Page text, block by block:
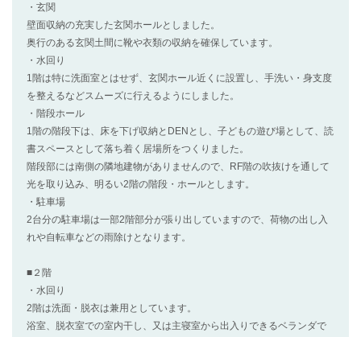
・玄関
壁面収納の充実した玄関ホールとしました。
奥行のある玄関土間に靴や衣類の収納を確保しています。
・水回り
1階は特に洗面室とはせず、玄関ホール近くに設置し、手洗い・身支度
を整えるなどスムーズに行えるようにしました。
・階段ホール
1階の階段下は、床を下げ収納とDENとし、子どもの遊び場として、読
書スペースとして落ち着く居場所をつくりました。
階段部には南側の隣地建物がありませんので、RF階の吹抜けを通して
光を取り込み、明るい2階の階段・ホールとします。
・駐車場
2台分の駐車場は一部2階部分が張り出していますので、荷物の出し入
れや自転車などの雨除けとなります。
■２階
・水回り
2階は洗面・脱衣は兼用としています。
浴室、脱衣室での室内干し、又は主寝室から出入りできるベランダで